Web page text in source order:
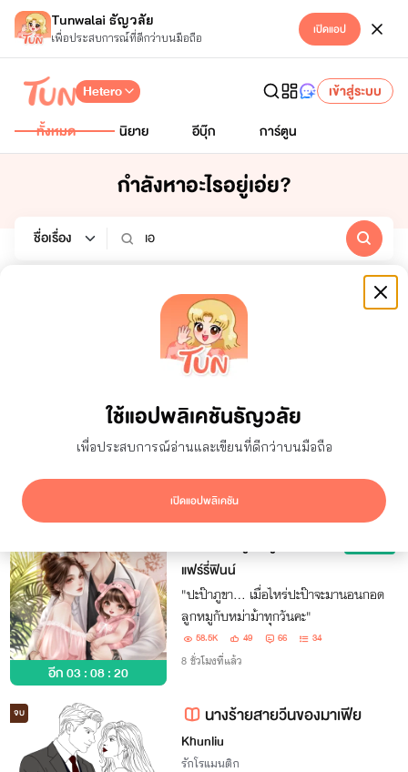
Tunwalai ธัญวลัย
เพื่อประสบการณ์ที่ดีกว่าบนมือถือ เปิดแอป
ใช้แอปพลิเคชันธัญวลัย
เพื่อประสบการณ์อ่านและเขียนที่ดีกว่าบนมือถือ
เปิดแอปพลิเคชัน
Hetero
เข้าสู่ระบบ
ทั้งหมด
นิยาย อีบุ๊ก การ์ตูน
กำลังหาอะไรอยู่เอ่ย?
อีบุ๊ก
สถานะจบ
ทั้งหมด
7 วัน
ผลลัพธ์
ซ่อนผลงานที่ใช้ปก AI แสดงเฉพาะโปรโมชัน
อีก03 : 08 : 20
แฟร์รี่ฟินน์
"ปะป๊าภูขา... เมื่อไหร่ปะป๊าจะมานอนกอด
ลูกหมูกับหม่าม้าทุกวันคะ"
58.5K 49 66 34
8 ชั่วโมงที่แล้ว
จบ นางร้ายสายวีนของมาเฟีย
Khunliu
รักโรแมนติก